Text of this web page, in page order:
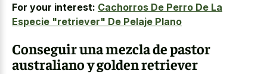
For your interest: Cachorros De Perro De La
Especie "retriever" De Pelaje Plano
Conseguir una mezcla de pastor
australiano y golden retriever